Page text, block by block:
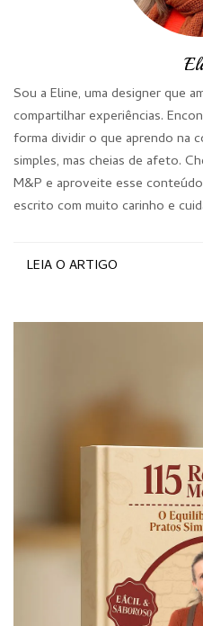
Sou a Eline, uma designer que
compartilhar experiências.
forma dividir o que aprendo na
simples, mas cheias de afeto.
M&P e aproveite esse
escrito com muito carinho e
LEIA O ARTIGO